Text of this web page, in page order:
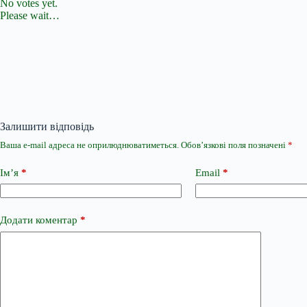
No votes yet.
Please wait…
Залишити відповідь
Ваша e-mail адреса не оприлюднюватиметься. Обов’язкові поля позначені *
Ім’я * Email *
Додати коментар *